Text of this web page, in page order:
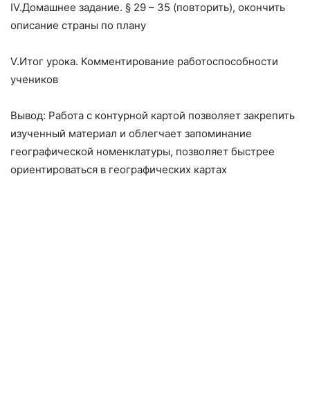
IV.Домашнее задание. § 29 – 35 (повторить), окончить
описание страны по плану
V.Итог урока. Комментирование работоспособности
учеников
Вывод: Работа с контурной картой позволяет закрепить
изученный материал и облегчает запоминание
географической номенклатуры, позволяет быстрее
ориентироваться в географических картах